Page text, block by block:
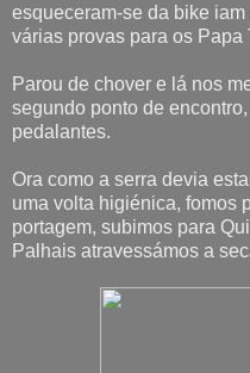
esqueceram-se da bike
várias provas para os Papa
Parou de chover e lá nos
segundo ponto de
pedalantes.
Ora como a serra devia
uma volta higiénica, fomos
portagem, subimos para
Palhais atravessámos a